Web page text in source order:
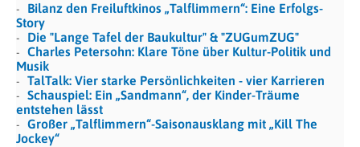
Bilanz den Freiluftkinos „Talflimmern“: Eine Erfolgs-
Story
Die "Lange Tafel der Baukultur" & "ZUGumZUG"
Charles Petersohn: Klare Töne über Kultur-Politik und
Musik
TalTalk: Vier starke Persönlichkeiten - vier Karrieren
Schauspiel: Ein „Sandmann“, der Kinder-Träume
entstehen lässt
Großer „Talflimmern“-Saisonausklang mit „Kill The
Jockey“